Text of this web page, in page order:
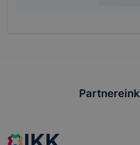
Partnereink